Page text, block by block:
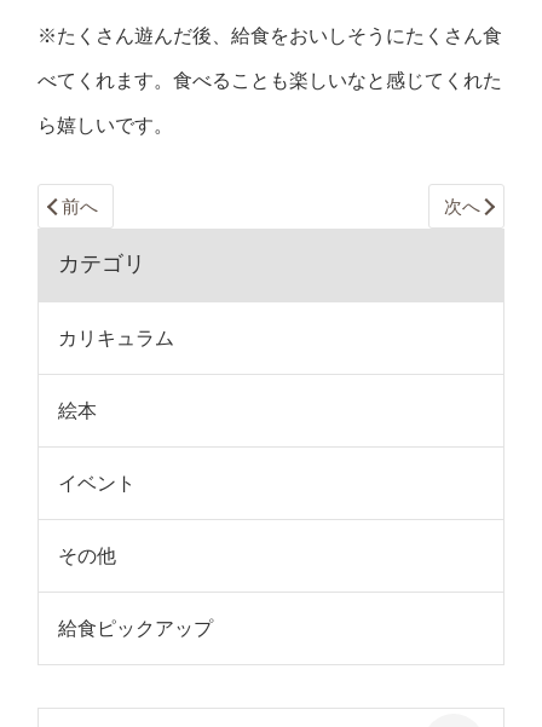
※たくさん遊んだ後、給食をおいしそうにたくさん食
べてくれます。食べることも楽しいなと感じてくれた
ら嬉しいです。
前へ 次へ
カテゴリ
カリキュラム
絵本
イベント
その他
給食ピックアップ